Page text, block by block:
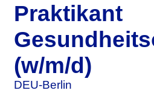
Praktikant
(w/m/d)
DEU-Berlin